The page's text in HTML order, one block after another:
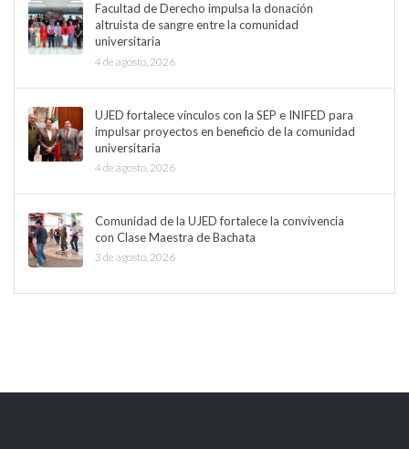
Facultad de Derecho impulsa la donación
altruista de sangre entre la comunidad
universitaria
4 de agosto, 2026
UJED fortalece vínculos con la SEP e INIFED para
impulsar proyectos en beneficio de la comunidad
universitaria
4 de agosto, 2026
Comunidad de la UJED fortalece la convivencia
con Clase Maestra de Bachata
3 de agosto, 2026